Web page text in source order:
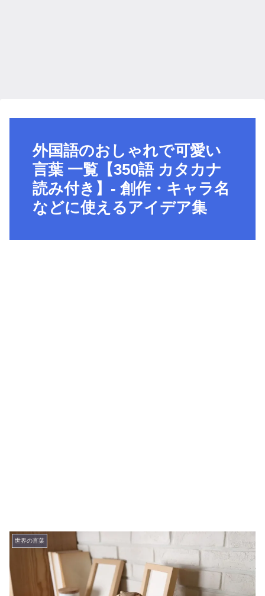
外国語のおしゃれで可愛い
言葉 一覧【350語 カタカナ
読み付き】- 創作・キャラ名
などに使えるアイデア集
世界の言葉